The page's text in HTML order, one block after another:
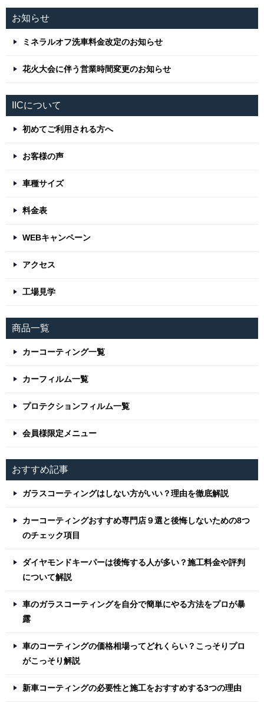
お知らせ
ミネラルオフ洗車料金改定のお知らせ
花火大会に伴う営業時間変更のお知らせ
IICについて
初めてご利用される方へ
お客様の声
車種サイズ
料金表
WEBキャンペーン
アクセス
工場見学
商品一覧
カーコーティング一覧
カーフィルム一覧
プロテクションフィルム一覧
会員様限定メニュー
おすすめ記事
ガラスコーティングはしない方がいい？理由を徹底解説
カーコーティングおすすめ専門店９選と後悔しないための8つ
のチェック項目
ダイヤモンドキーパーは後悔する人が多い？施工料金や評判
について解説
車のガラスコーティングを自分で簡単にやる方法をプロが暴
露
車のコーティングの価格相場ってどれくらい？こっそりプロ
がこっそり解説
新車コーティングの必要性と施工をおすすめする3つの理由